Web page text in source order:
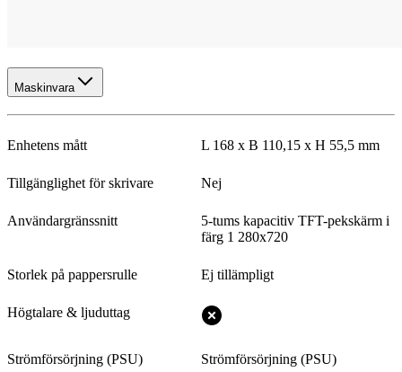
Maskinvara
Enhetens mått L 168 x B 110,15 x H 55,5 mm
Tillgänglighet för skrivare Nej
Användargränssnitt
5-tums kapacitiv TFT-pekskärm i
färg 1 280x720
Storlek på pappersrulle Ej tillämpligt
Högtalare & ljuduttag
Strömförsörjning (PSU) Strömförsörjning (PSU)